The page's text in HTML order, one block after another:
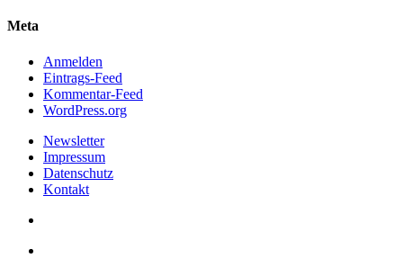
Meta
Anmelden
Eintrags-Feed
Kommentar-Feed
WordPress.org
Newsletter
Impressum
Datenschutz
Kontakt